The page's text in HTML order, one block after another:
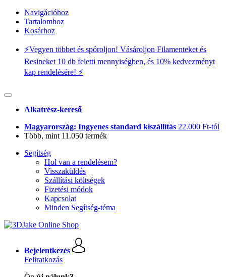
Navigációhoz
Tartalomhoz
Kosárhoz
⚡️Vegyen többet és spóroljon! Vásároljon Filamenteket és
Resineket 10 db feletti mennyiségben, és 10% kedvezményt
kap rendelésére! ⚡️
Alkatrész-kereső
Magyarország: Ingyenes standard kiszállítás 22.000 Ft-tól
Több, mint 11.050 termék
Segítség
Hol van a rendelésem?
Visszaküldés
Szállítási költségek
Fizetési módok
Kapcsolat
Minden Segítség-téma
Bejelentkezés
Feliratkozás